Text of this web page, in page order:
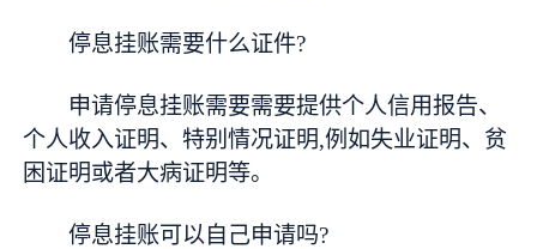
停息挂账需要什么证件?
申请停息挂账需要需要提供个人信用报告、
个人收入证明、特别情况证明,例如失业证明、贫
困证明或者大病证明等。
停息挂账可以自己申请吗?